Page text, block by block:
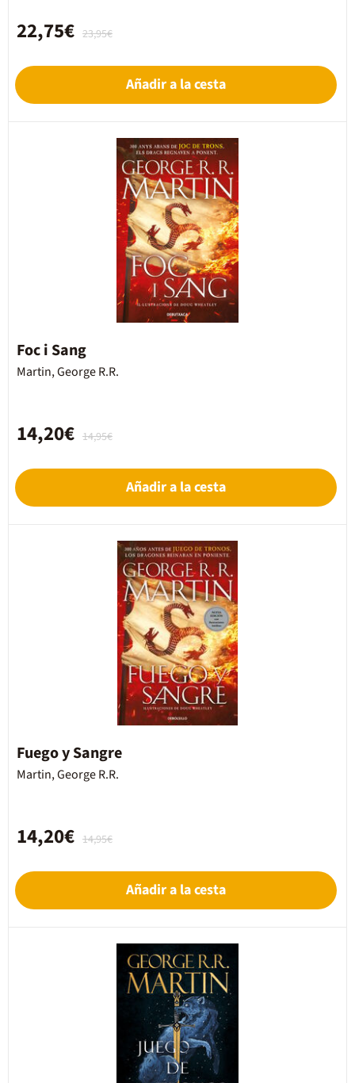
23,95€
22,75€
Añadir a la cesta
Foc i Sang
Martin, George R.R.
14,95€
14,20€
Añadir a la cesta
Fuego y Sangre
Martin, George R.R.
14,95€
14,20€
Añadir a la cesta